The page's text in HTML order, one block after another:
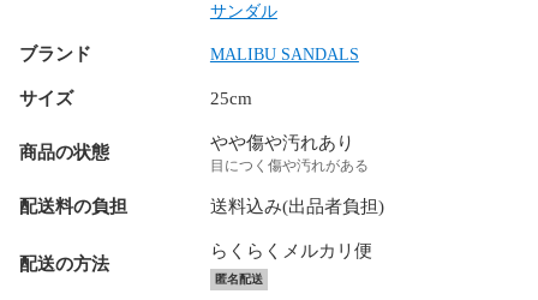
サンダル
ブランド MALIBU SANDALS
サイズ 25cm
商品の状態 やや傷や汚れあり
目につく傷や汚れがある
配送料の負担 送料込み(出品者負担)
配送の方法
らくらくメルカリ便
匿名配送